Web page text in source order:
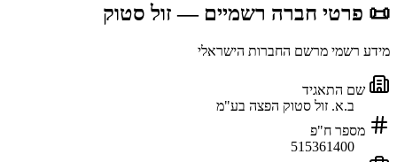
📜 פרטי חברה רשמיים — זול סטוק
מידע רשמי מרשם החברות הישראלי
שם התאגיד
ב.א. זול סטוק הפצה בע"מ
מספר ח"פ
515361400